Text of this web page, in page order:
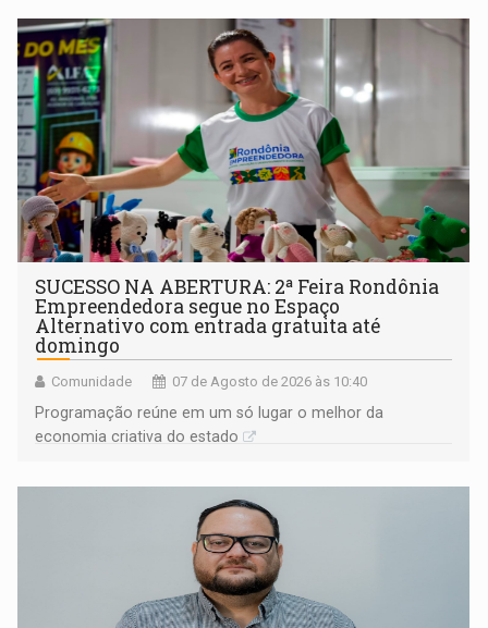
SUCESSO NA ABERTURA: 2ª Feira Rondônia
Empreendedora segue no Espaço
Alternativo com entrada gratuita até
domingo
Comunidade 07 de Agosto de 2026 às 10:40
Programação reúne em um só lugar o melhor da
economia criativa do estado